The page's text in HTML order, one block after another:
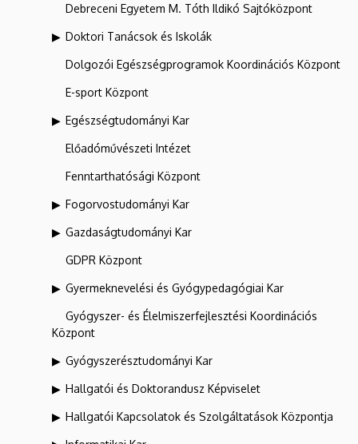
Debreceni Egyetem M. Tóth Ildikó Sajtóközpont
Doktori Tanácsok és Iskolák
Dolgozói Egészségprogramok Koordinációs Központ
E-sport Központ
Egészségtudományi Kar
Előadóművészeti Intézet
Fenntarthatósági Központ
Fogorvostudományi Kar
Gazdaságtudományi Kar
GDPR Központ
Gyermeknevelési és Gyógypedagógiai Kar
Gyógyszer- és Élelmiszerfejlesztési Koordinációs
Központ
Gyógyszerésztudományi Kar
Hallgatói és Doktorandusz Képviselet
Hallgatói Kapcsolatok és Szolgáltatások Központja